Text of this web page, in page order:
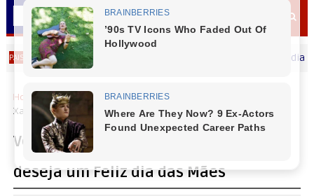
Secretário de Fazenda Maurício Osciany deseja um Feliz dia dos
Home Mensagem Dia das Mães
Xavier (Miro), deseja um Feliz dia das Mães
Vereador Almir de Paula Xavier (Miro),
deseja um Feliz dia das Mães